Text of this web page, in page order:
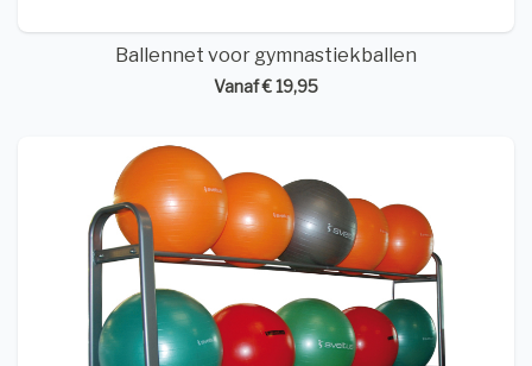
Ballennet voor gymnastiekballen
Vanaf € 19,95